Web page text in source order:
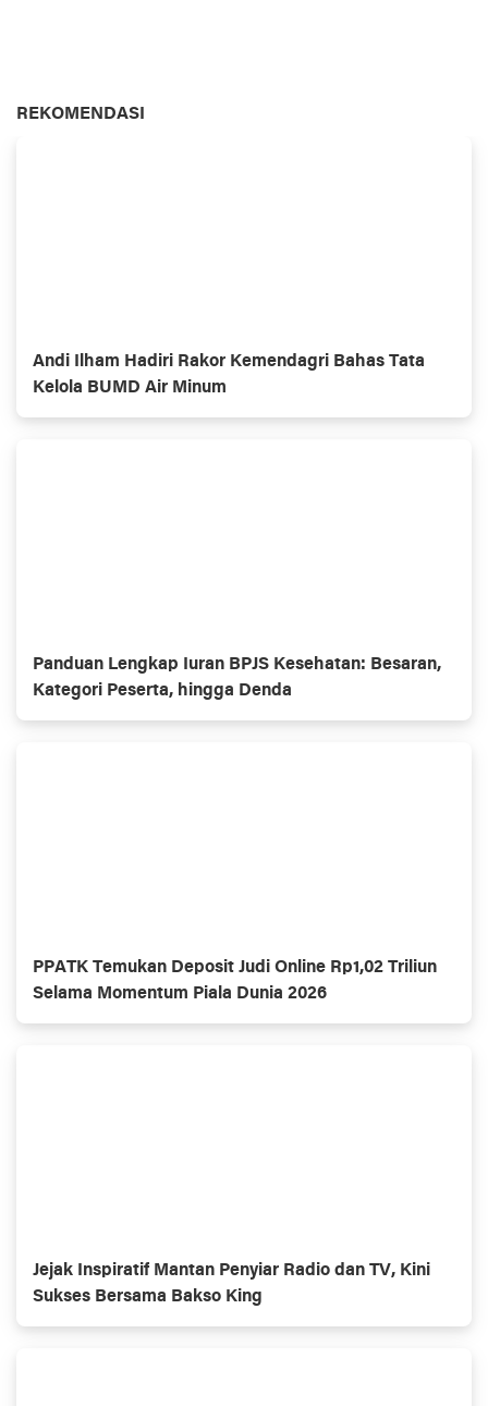
REKOMENDASI
Andi Ilham Hadiri Rakor Kemendagri Bahas Tata
Kelola BUMD Air Minum
Panduan Lengkap Iuran BPJS Kesehatan: Besaran,
Kategori Peserta, hingga Denda
PPATK Temukan Deposit Judi Online Rp1,02 Triliun
Selama Momentum Piala Dunia 2026
Jejak Inspiratif Mantan Penyiar Radio dan TV, Kini
Sukses Bersama Bakso King